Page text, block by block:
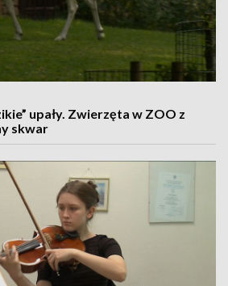
upały. Zwierzęta w ZOO z
skwar